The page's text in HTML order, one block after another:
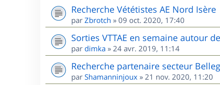
Recherche Vététistes AE Nord Isère
par Zbrotch » 09 oct. 2020, 17:40
Sorties VTTAE en semaine autour
par dimka » 24 avr. 2019, 11:14
Recherche partenaire secteur
par Shamanninjoux » 21 nov. 2020, 11:20